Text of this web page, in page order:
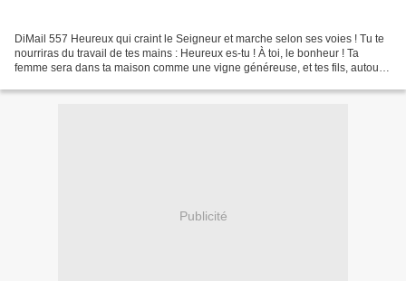
DiMail 557 Heureux qui craint le Seigneur et marche selon ses voies ! Tu te
nourriras du travail de tes mains : Heureux es-tu ! À toi, le bonheur ! Ta
femme sera dans ta maison comme une vigne généreuse, et tes fils, autour
Publicité